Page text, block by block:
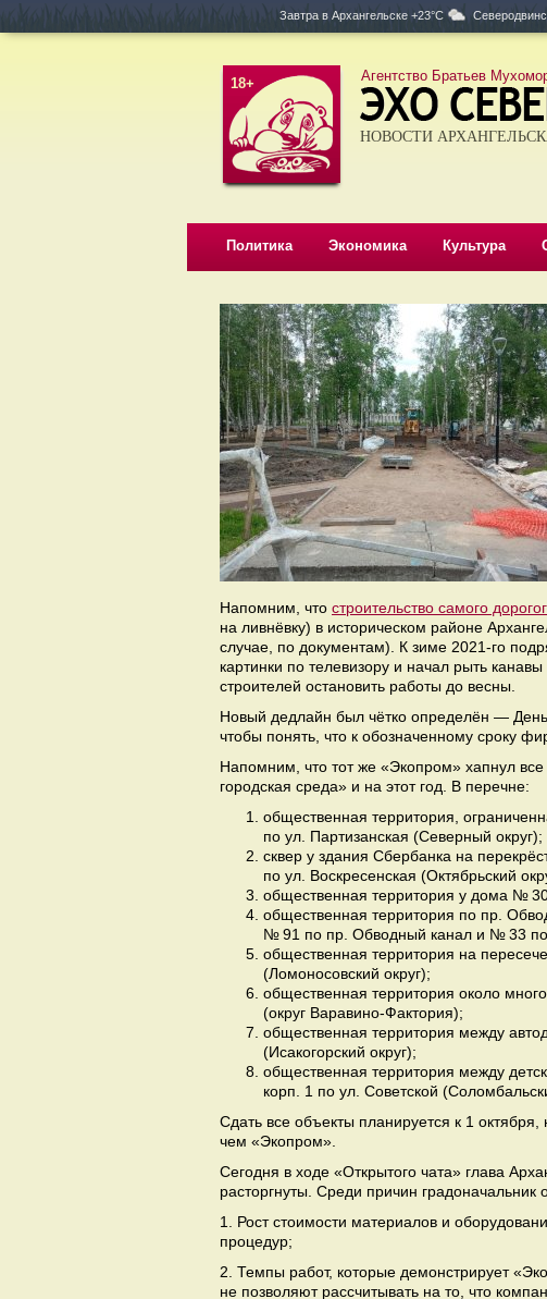
Завтра в Архангельске +23°C
18+ Агентство Братьев
НОВОСТИ
Политика Экономика Культура
Напомним, что строительство самого
на ливнёвку) в историческом районе
случае, по документам). К зиме 2021-го
картинки по телевизору и начал рыть
строителей остановить работы до весны.
Новый дедлайн был чётко определён —
чтобы понять, что к обозначенному сроку
Напомним, что тот же «Экопром» хапнул все
городская среда» и на этот год. В перечне:
общественная территория,
по ул. Партизанская (Северный округ);
сквер у здания Сбербанка на
по ул. Воскресенская (Октябрьский
общественная территория у дома №
общественная территория по пр.
№ 91 по пр. Обводный канал и № 33 по
общественная территория на
(Ломоносовский округ);
общественная территория около
(округ Варавино-Фактория);
общественная территория между
(Исакогорский округ);
общественная территория между
корп. 1 по ул. Советской
Сдать все объекты планируется к 1
чем «Экопром».
Сегодня в ходе «Открытого чата» глава
расторгнуты. Среди причин градоначальник
1. Рост стоимости материалов и
процедур;
2. Темпы работ, которые демонстрирует
не позволяют рассчитывать на то, что